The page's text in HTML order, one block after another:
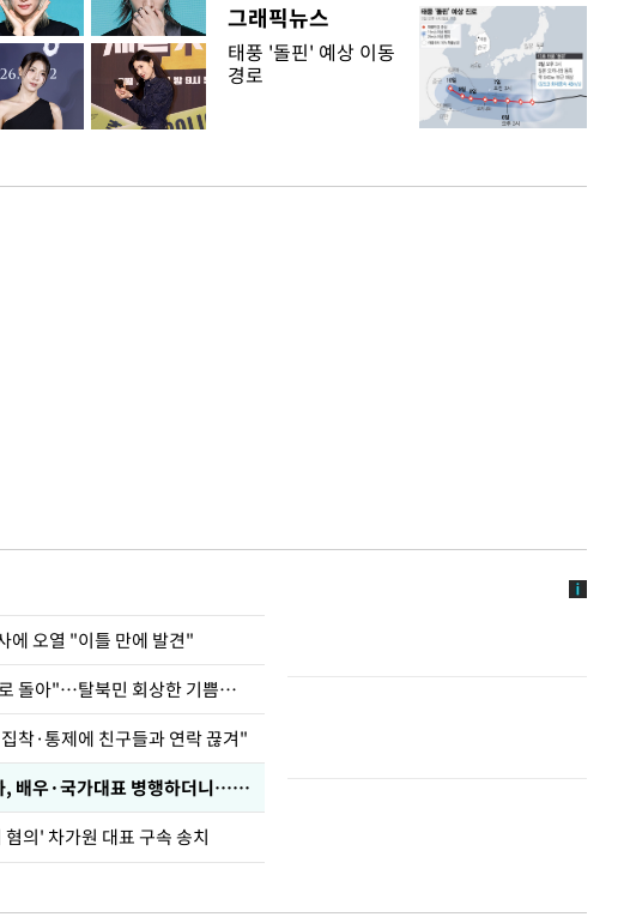
그래픽뉴스
태풍 '돌핀' 예상 이동
경로
에 오열 "이틀 만에 발견"
"바지 벗고 앞뒤로 돌아"…탈북민 회상한 기쁨조 검사
착·통제에 친구들과 연락 끊겨"
박찬민 딸 박민하, 배우·국가대표 병행하더니…근황이
의' 차가원 대표 구속 송치